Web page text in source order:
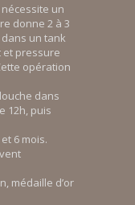
un
donne 2 à 3
un tank
et pressure
opération
dans
12h, puis
6 mois.
médaille d’or